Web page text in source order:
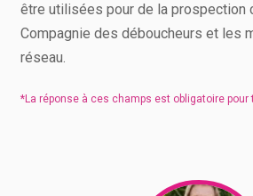
être utilisées pour de la prospection
Compagnie des déboucheurs et les
réseau.